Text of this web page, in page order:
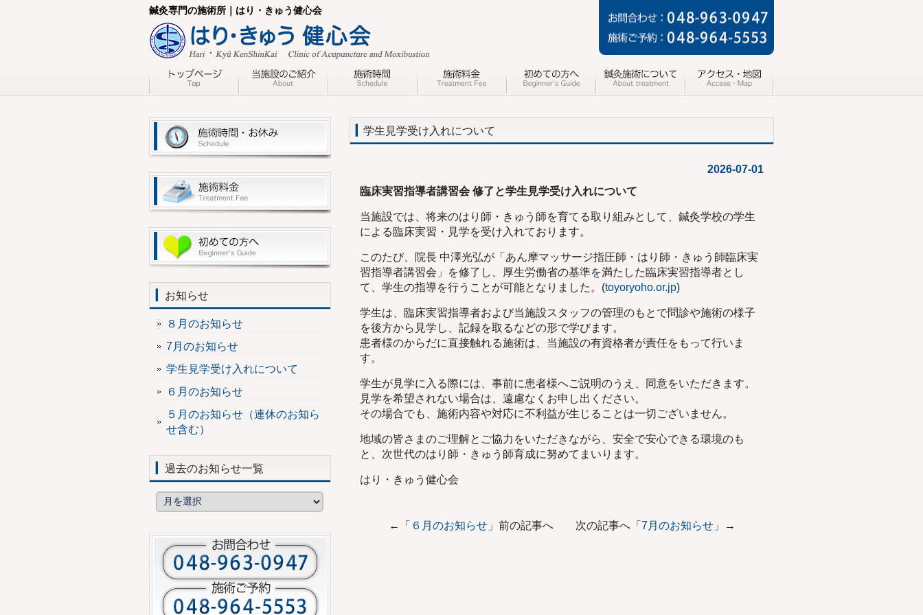
鍼灸専門の施術所｜はり・きゅう健心会
学生見学受け入れについて
2026-07-01
臨床実習指導者講習会 修了と学生見学受け入れについて
当施設では、将来のはり師・きゅう師を育てる取り組みとして、鍼灸学校の学生
による臨床実習・見学を受け入れております。
このたび、院長 中澤光弘が「あん摩マッサージ指圧師・はり師・きゅう師臨床実
習指導者講習会」を修了し、厚生労働省の基準を満たした臨床実習指導者とし
て、学生の指導を行うことが可能となりました。(toyoryoho.or.jp)
学生は、臨床実習指導者および当施設スタッフの管理のもとで問診や施術の様子
を後方から見学し、記録を取るなどの形で学びます。
患者様のからだに直接触れる施術は、当施設の有資格者が責任をもって行いま
す。
学生が見学に入る際には、事前に患者様へご説明のうえ、同意をいただきます。
見学を希望されない場合は、遠慮なくお申し出ください。
その場合でも、施術内容や対応に不利益が生じることは一切ございません。
地域の皆さまのご理解とご協力をいただきながら、安全で安心できる環境のも
と、次世代のはり師・きゅう師育成に努めてまいります。
はり・きゅう健心会
←「 ６月のお知らせ」前の記事へ 次の記事へ「 7月のお知らせ」→
お知らせ
８月のお知らせ
7月のお知らせ
学生見学受け入れについて
６月のお知らせ
５月のお知らせ（連休のお知ら
せ含む）
過去のお知らせ一覧